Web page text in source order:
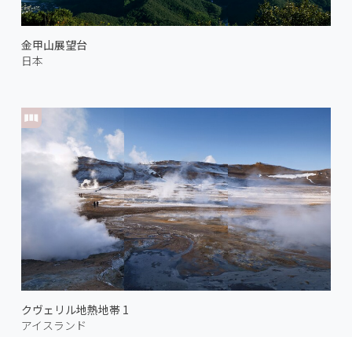
金甲山展望台
日本
クヴェリル地熱地帯 1
アイスランド